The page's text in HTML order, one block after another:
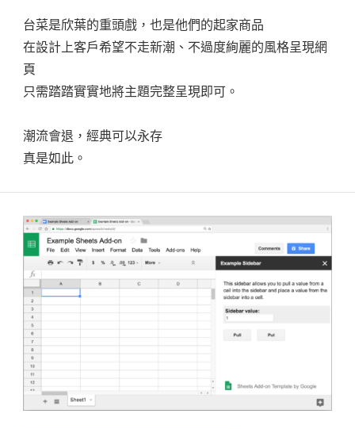
台菜是欣葉的重頭戲，也是他們的起家商品
在設計上客戶希望不走新潮、不過度絢麗的風格呈現網
頁
只需踏踏實實地將主題完整呈現即可。
潮流會退，經典可以永存
真是如此。